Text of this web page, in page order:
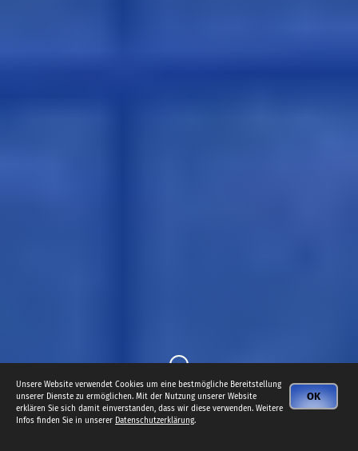
OK
Unsere Website verwendet Cookies um eine bestmögliche Bereitstellung
unserer Dienste zu ermöglichen. Mit der Nutzung unserer Website
erklären Sie sich damit einverstanden, dass wir diese verwenden. Weitere
Infos finden Sie in unserer Datenschutzerklärung.